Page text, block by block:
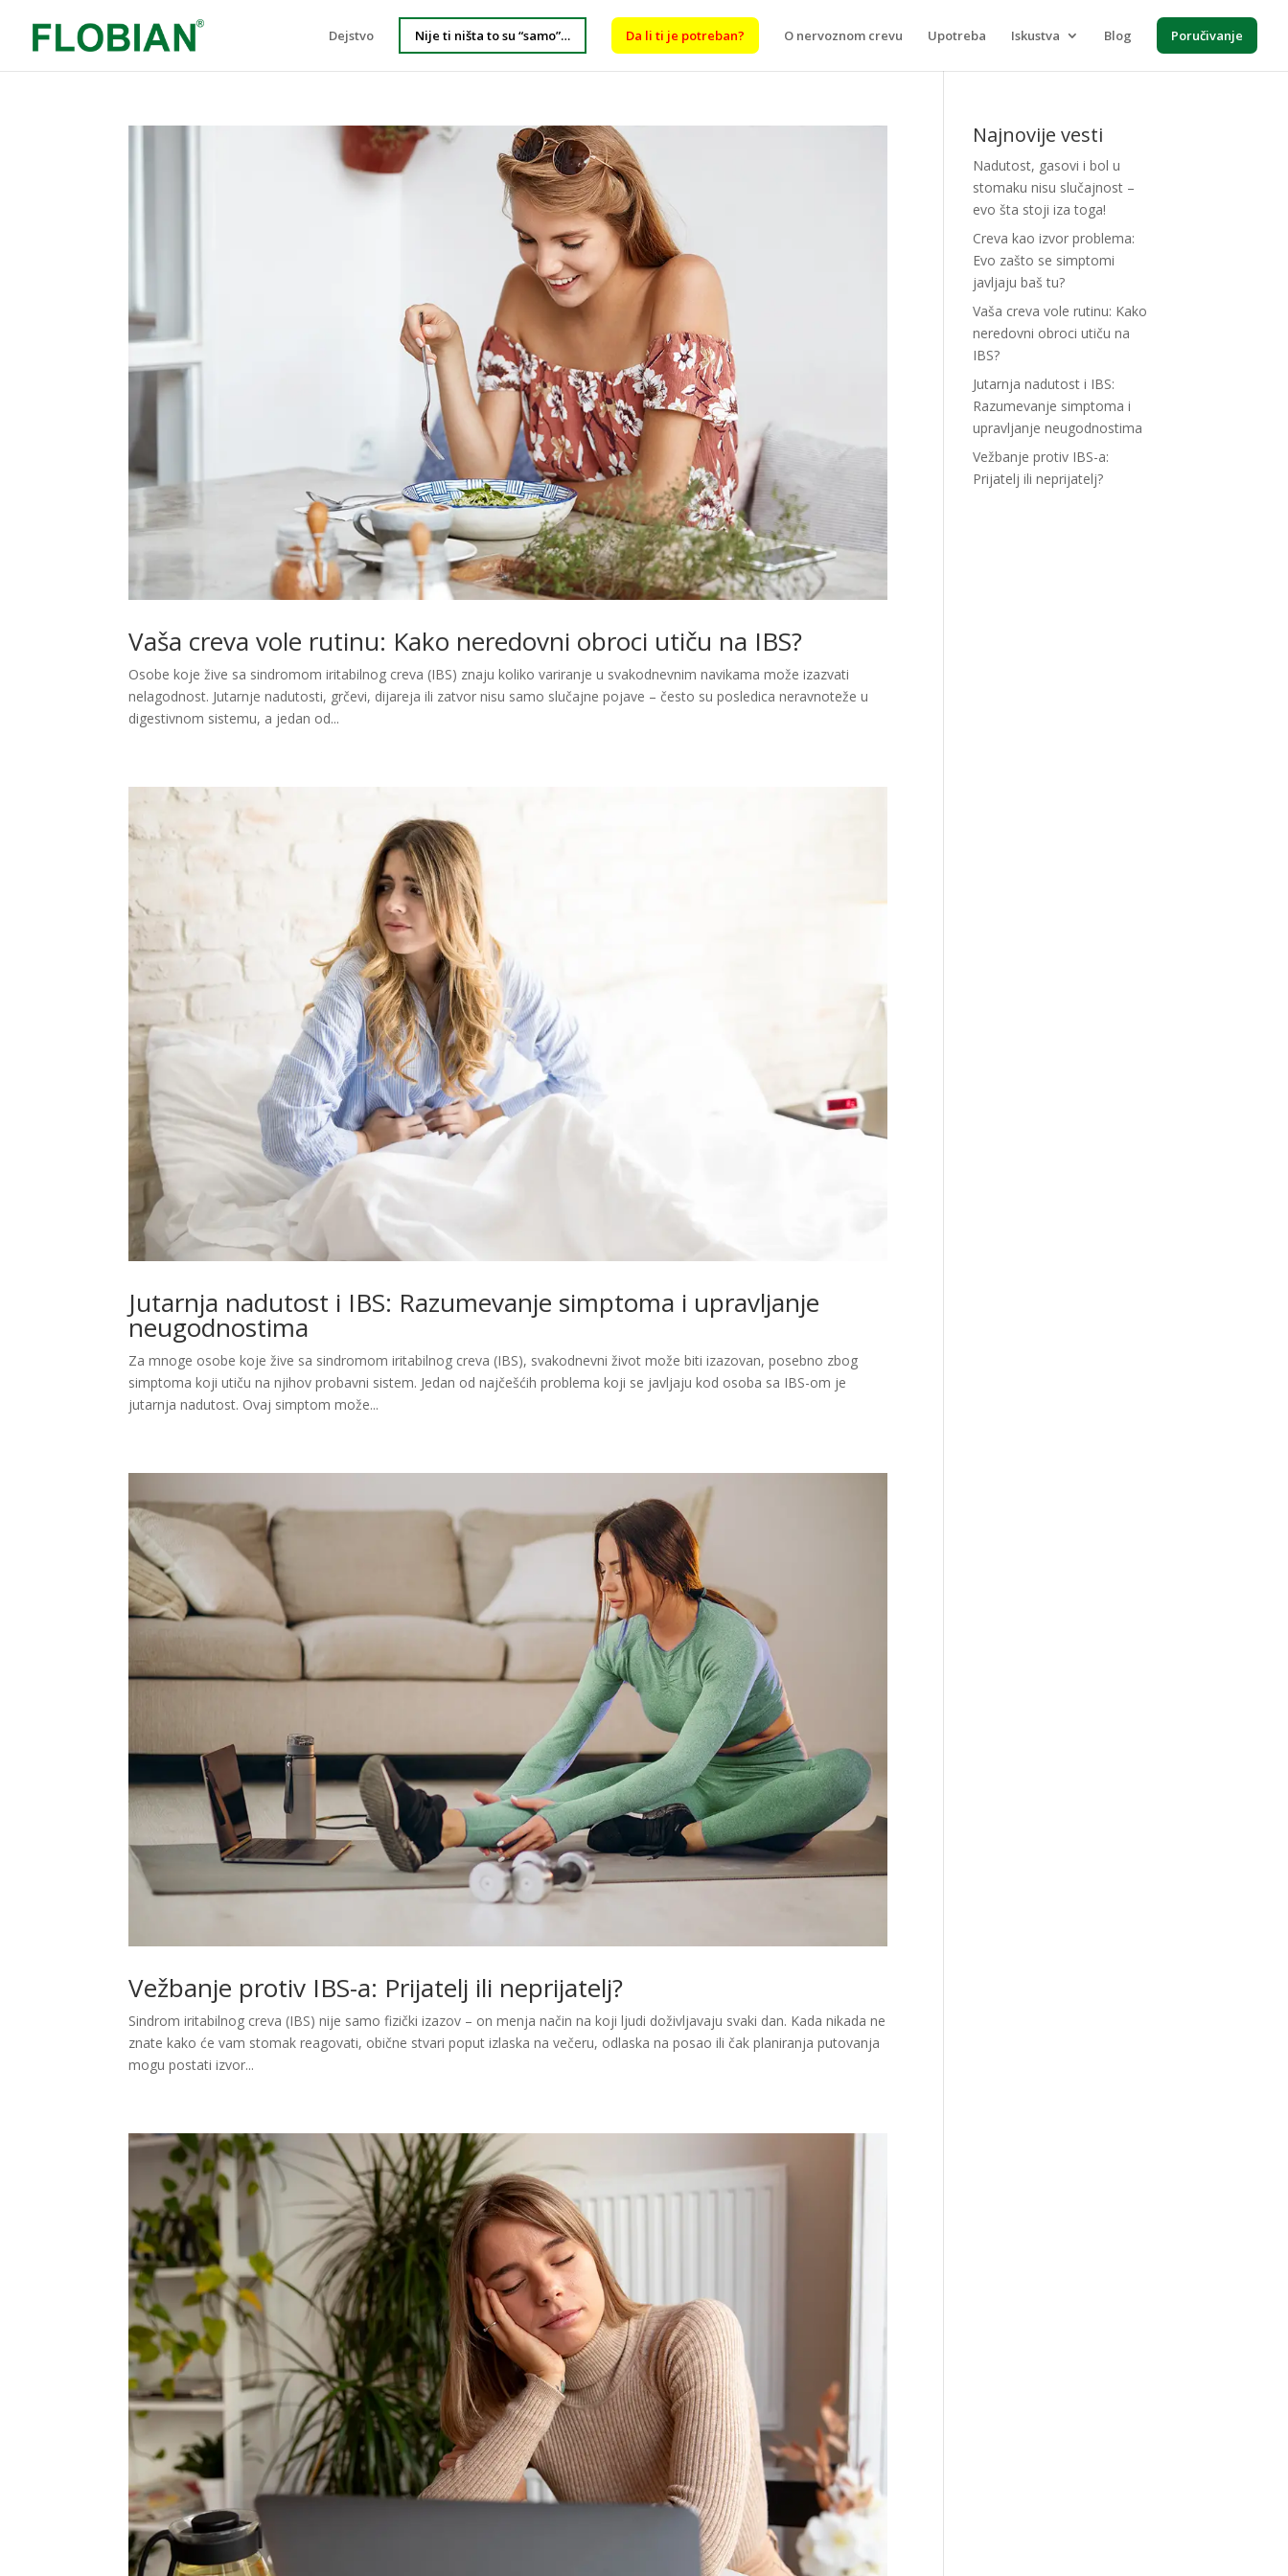
Dejstvo Nije ti ništa to su “samo”… Da li ti je potreban? O nervoznom crevu Upotreba Iskustva Blog Poručivanje
Vaša creva vole rutinu: Kako neredovni obroci utiču na IBS?
Osobe koje žive sa sindromom iritabilnog creva (IBS) znaju koliko variranje u svakodnevnim navikama može izazvati
nelagodnost. Jutarnje nadutosti, grčevi, dijareja ili zatvor nisu samo slučajne pojave – često su posledica neravnoteže u
digestivnom sistemu, a jedan od...
Jutarnja nadutost i IBS: Razumevanje simptoma i upravljanje
neugodnostima
Za mnoge osobe koje žive sa sindromom iritabilnog creva (IBS), svakodnevni život može biti izazovan, posebno zbog
simptoma koji utiču na njihov probavni sistem. Jedan od najčešćih problema koji se javljaju kod osoba sa IBS-om je
jutarnja nadutost. Ovaj simptom može...
Vežbanje protiv IBS-a: Prijatelj ili neprijatelj?
Sindrom iritabilnog creva (IBS) nije samo fizički izazov – on menja način na koji ljudi doživljavaju svaki dan. Kada nikada ne
znate kako će vam stomak reagovati, obične stvari poput izlaska na večeru, odlaska na posao ili čak planiranja putovanja
mogu postati izvor...
Najnovije vesti
Nadutost, gasovi i bol u
stomaku nisu slučajnost –
evo šta stoji iza toga!
Creva kao izvor problema:
Evo zašto se simptomi
javljaju baš tu?
Vaša creva vole rutinu: Kako
neredovni obroci utiču na
IBS?
Jutarnja nadutost i IBS:
Razumevanje simptoma i
upravljanje neugodnostima
Vežbanje protiv IBS-a:
Prijatelj ili neprijatelj?